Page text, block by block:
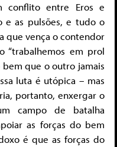
conflito entre Eros e
e as pulsões, e tudo o
que vença o contendor
“trabalhemos em prol
que o outro jamais
luta é utópica – mas
portanto, enxergar o
campo de batalha
as forças do bem
é que as forças do